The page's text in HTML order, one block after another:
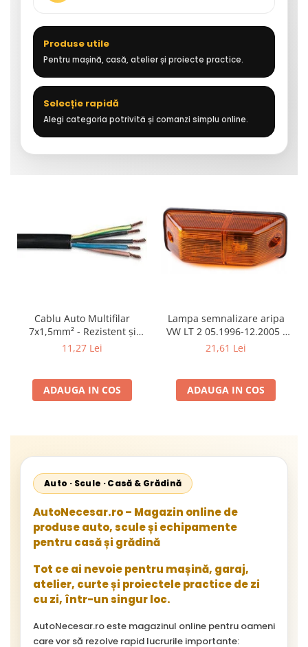
Produse utile
Pentru mașină, casă, atelier și proiecte practice.
Selecție rapidă
Alegi categoria potrivită și comanzi simplu online.
Cablu Auto Multifilar
7x1,5mm² - Rezistent și
Flexibil pentru Remorci 12V-
11,27 Lei
ADAUGA IN COS
Lampa semnalizare aripa
VW LT 2 05.1996-12.2005 ;
Mercedes Sprinter 1995-
Neoplan Euroliner,
Starliner,Centroliner,
21,61 Lei
ADAUGA IN COS
Auto · Scule · Casă & Grădină
AutoNecesar.ro – Magazin online de
produse auto, scule și echipamente
pentru casă și grădină
Tot ce ai nevoie pentru mașină, garaj,
atelier, curte și proiectele practice de zi
cu zi, într-un singur loc.
AutoNecesar.ro este magazinul online pentru oameni
care vor să rezolve rapid lucrurile importante: